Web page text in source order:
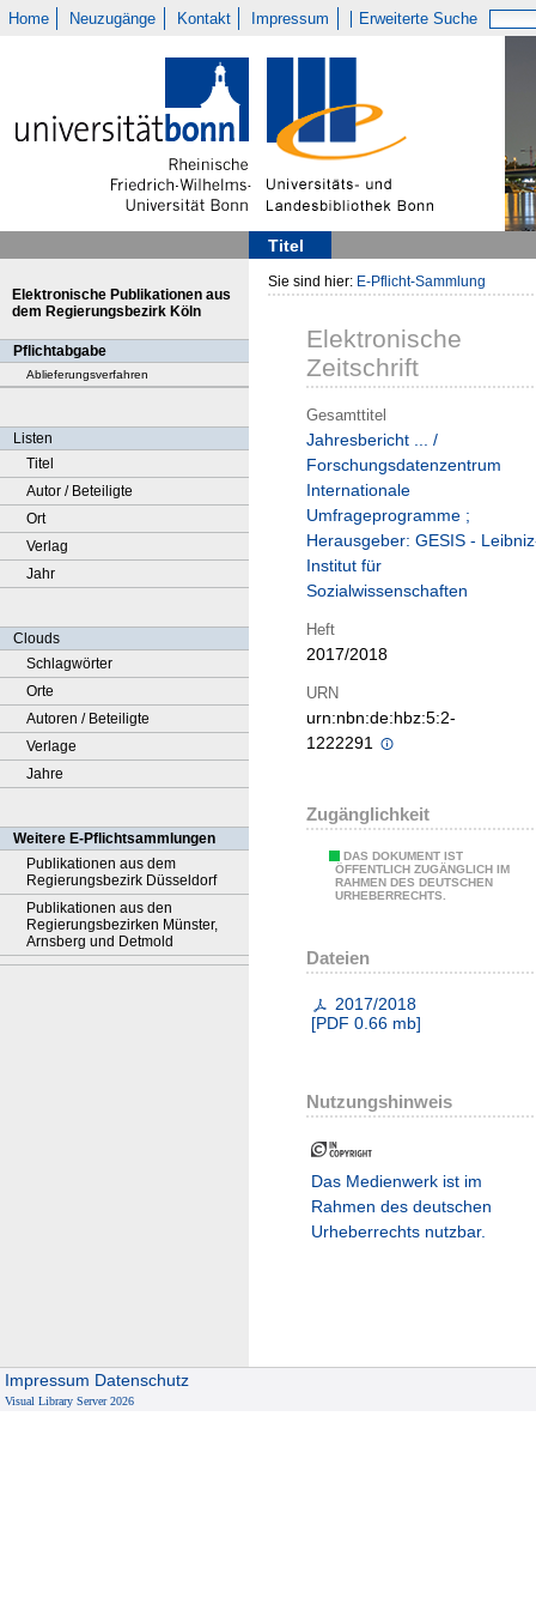
Home Neuzugänge Kontakt Impressum Erweiterte Suche
Titel
Elektronische Publikationen aus
dem Regierungsbezirk Köln
Pflichtabgabe
Ablieferungsverfahren
Listen
Titel
Autor / Beteiligte
Ort
Verlag
Jahr
Clouds
Schlagwörter
Orte
Autoren / Beteiligte
Verlage
Jahre
Weitere E-Pflichtsammlungen
Publikationen aus dem
Regierungsbezirk Düsseldorf
Publikationen aus den
Regierungsbezirken Münster,
Arnsberg und Detmold
Sie sind hier: E-Pflicht-Sammlung
Elektronische
Zeitschrift
Gesamttitel
Jahresbericht ... /
Forschungsdatenzentrum
Internationale
Umfrageprogramme ;
Herausgeber: GESIS -
Institut für
Sozialwissenschaften
Heft
2017/2018
URN
urn:nbn:de:hbz:5:2-
1222291
Zugänglichkeit
DAS DOKUMENT IST
ÖFFENTLICH ZUGÄNGLICH IM
RAHMEN DES DEUTSCHEN
URHEBERRECHTS.
Dateien
2017/2018
[PDF 0.66 mb]
Nutzungshinweis
Das Medienwerk ist im
Rahmen des deutschen
Urheberrechts nutzbar.
Impressum Datenschutz
Visual Library Server 2026